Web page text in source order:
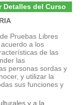
Detalles del Curso
Pruebas Libres
a los
de las
las
personas sordas y
y utilizar la
sus funciones y
y a la